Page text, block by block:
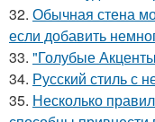
32. Обычная стена
если добавить
33. "Голубые
34. Русский стиль с
35. Несколько